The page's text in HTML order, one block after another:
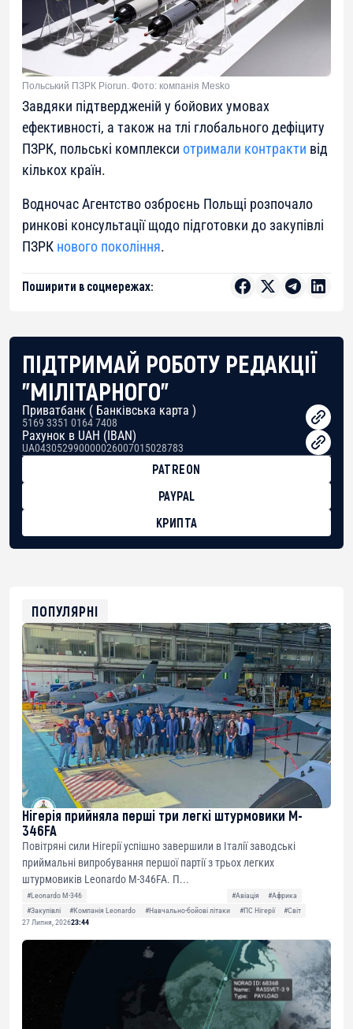
Польський ПЗРК Piorun. Фото: компанія Mesko
Завдяки підтвердженій у бойових умовах
ефективності, а також на тлі глобального дефіциту
ПЗРК, польські комплекси отримали контракти від
кількох країн.
Водночас Агентство озброєнь Польщі розпочало
ринкові консультації щодо підготовки до закупівлі
ПЗРК нового покоління.
Поширити в соцмережах:
ПІДТРИМАЙ РОБОТУ РЕДАКЦІЇ
"МІЛІТАРНОГО"
Приватбанк ( Банківська карта )
5169 3351 0164 7408
Рахунок в UAH (IBAN)
UA043052990000026007015028783
PATREON
PAYPAL
КРИПТА
0xfD02863D3289416fcF50975c9DFda13623f97758
ПОПУЛЯРНІ
Нігерія прийняла перші три легкі штурмовики M-
346FA
Повітряні сили Нігерії успішно завершили в Італії заводські
приймальні випробування першої партії з трьох легких
штурмовиків Leonardo M-346FA. П...
#Leonardo M-346 #Авіація
#Африка
#Закупівлі
#Компанія Leonardo #Навчально-бойові літаки #ПС Нігерії
#Світ
27 Липня, 202623:44